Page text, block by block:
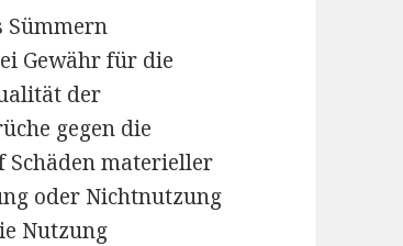
Sümmern
Gewähr für die
der
gegen die
Schäden materieller
oder Nichtnutzung
Nutzung